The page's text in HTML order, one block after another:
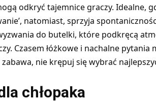
odkryć tajemnice graczy. Idealne,
natomiast, sprzyja
do butelki, które podkręcą
Czasem łóżkowe i nachalne pytania
nie krępuj się wybrać
chłopaka